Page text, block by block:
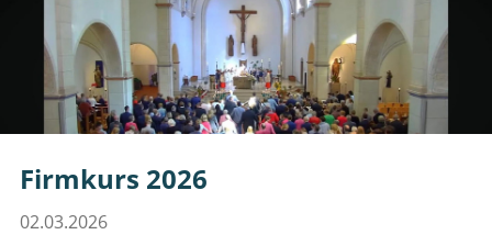
Firmkurs 2026
02.03.2026